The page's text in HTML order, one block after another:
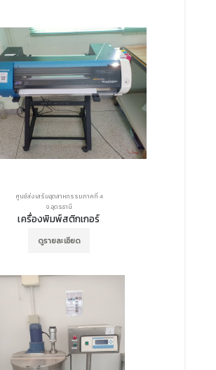
ศูนย์ส่งเสริมอุตสาหกรรมภาคที่ 4
จ.อุดรธานี
เครื่องพิมพ์สติกเกอร์
ดูรายละเอียด